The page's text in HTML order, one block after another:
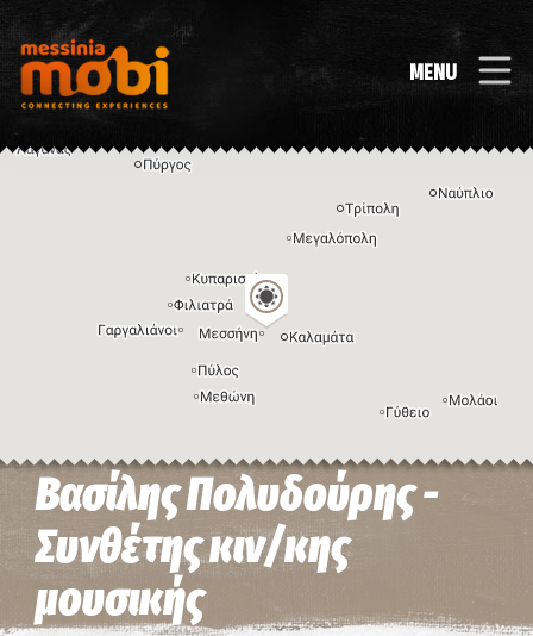
MENU
Η εικόνα ενδέχεται να υπόκειται σε πνευματικά δικαιώματα
Βασίλης Πολυδούρης -
Συνθέτης κιν/κης
μουσικής